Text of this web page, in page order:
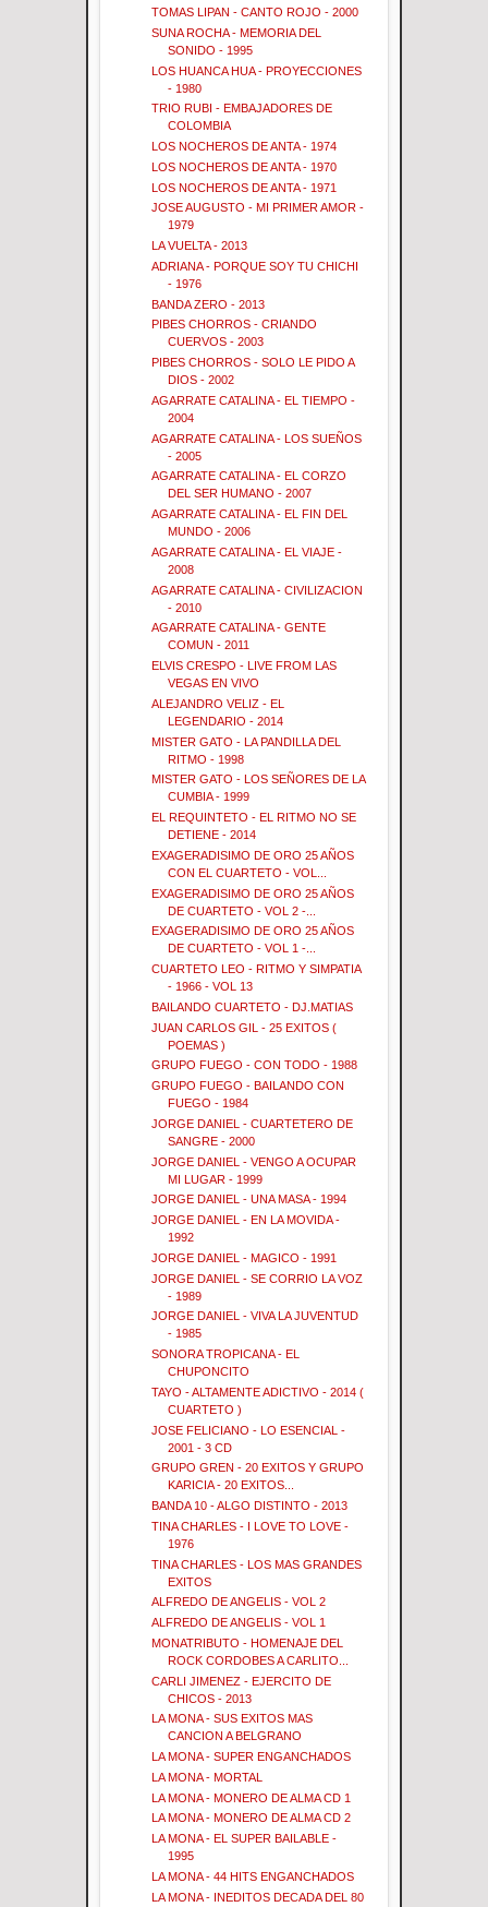
TOMAS LIPAN - CANTO ROJO - 2000
SUNA ROCHA - MEMORIA DEL
SONIDO - 1995
LOS HUANCA HUA - PROYECCIONES
- 1980
TRIO RUBI - EMBAJADORES DE
COLOMBIA
LOS NOCHEROS DE ANTA - 1974
LOS NOCHEROS DE ANTA - 1970
LOS NOCHEROS DE ANTA - 1971
JOSE AUGUSTO - MI PRIMER AMOR -
1979
LA VUELTA - 2013
ADRIANA - PORQUE SOY TU CHICHI
- 1976
BANDA ZERO - 2013
PIBES CHORROS - CRIANDO
CUERVOS - 2003
PIBES CHORROS - SOLO LE PIDO A
DIOS - 2002
AGARRATE CATALINA - EL TIEMPO -
2004
AGARRATE CATALINA - LOS SUEÑOS
- 2005
AGARRATE CATALINA - EL CORZO
DEL SER HUMANO - 2007
AGARRATE CATALINA - EL FIN DEL
MUNDO - 2006
AGARRATE CATALINA - EL VIAJE -
2008
AGARRATE CATALINA - CIVILIZACION
- 2010
AGARRATE CATALINA - GENTE
COMUN - 2011
ELVIS CRESPO - LIVE FROM LAS
VEGAS EN VIVO
ALEJANDRO VELIZ - EL
LEGENDARIO - 2014
MISTER GATO - LA PANDILLA DEL
RITMO - 1998
MISTER GATO - LOS SEÑORES DE LA
CUMBIA - 1999
EL REQUINTETO - EL RITMO NO SE
DETIENE - 2014
EXAGERADISIMO DE ORO 25 AÑOS
CON EL CUARTETO - VOL...
EXAGERADISIMO DE ORO 25 AÑOS
DE CUARTETO - VOL 2 -...
EXAGERADISIMO DE ORO 25 AÑOS
DE CUARTETO - VOL 1 -...
CUARTETO LEO - RITMO Y SIMPATIA
- 1966 - VOL 13
BAILANDO CUARTETO - DJ.MATIAS
JUAN CARLOS GIL - 25 EXITOS (
POEMAS )
GRUPO FUEGO - CON TODO - 1988
GRUPO FUEGO - BAILANDO CON
FUEGO - 1984
JORGE DANIEL - CUARTETERO DE
SANGRE - 2000
JORGE DANIEL - VENGO A OCUPAR
MI LUGAR - 1999
JORGE DANIEL - UNA MASA - 1994
JORGE DANIEL - EN LA MOVIDA -
1992
JORGE DANIEL - MAGICO - 1991
JORGE DANIEL - SE CORRIO LA VOZ
- 1989
JORGE DANIEL - VIVA LA JUVENTUD
- 1985
SONORA TROPICANA - EL
CHUPONCITO
TAYO - ALTAMENTE ADICTIVO - 2014 (
CUARTETO )
JOSE FELICIANO - LO ESENCIAL -
2001 - 3 CD
GRUPO GREN - 20 EXITOS Y GRUPO
KARICIA - 20 EXITOS...
BANDA 10 - ALGO DISTINTO - 2013
TINA CHARLES - I LOVE TO LOVE -
1976
TINA CHARLES - LOS MAS GRANDES
EXITOS
ALFREDO DE ANGELIS - VOL 2
ALFREDO DE ANGELIS - VOL 1
MONATRIBUTO - HOMENAJE DEL
ROCK CORDOBES A CARLITO...
CARLI JIMENEZ - EJERCITO DE
CHICOS - 2013
LA MONA - SUS EXITOS MAS
CANCION A BELGRANO
LA MONA - SUPER ENGANCHADOS
LA MONA - MORTAL
LA MONA - MONERO DE ALMA CD 1
LA MONA - MONERO DE ALMA CD 2
LA MONA - EL SUPER BAILABLE -
1995
LA MONA - 44 HITS ENGANCHADOS
LA MONA - INEDITOS DECADA DEL 80